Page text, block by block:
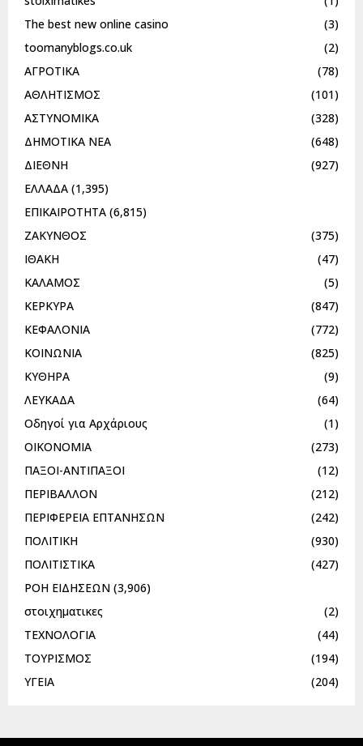
The best new online casino
(3)
toomanyblogs.co.uk
(2)
ΑΓΡΟΤΙΚΑ
(78)
ΑΘΛΗΤΙΣΜΟΣ
(101)
ΑΣΤΥΝΟΜΙΚΑ
(328)
ΔΗΜΟΤΙΚΑ ΝΕΑ
(648)
ΔΙΕΘΝΗ
(927)
ΕΛΛΑΔΑ (1,395)
ΕΠΙΚΑΙΡΟΤΗΤΑ (6,815)
ΖΑΚΥΝΘΟΣ
(375)
ΙΘΑΚΗ
(47)
ΚΑΛΑΜΟΣ
(5)
ΚΕΡΚΥΡΑ
(847)
ΚΕΦΑΛΟΝΙΑ
(772)
ΚΟΙΝΩΝΙΑ
(825)
ΚΥΘΗΡΑ
(9)
ΛΕΥΚΑΔΑ
(64)
Οδηγοί για Αρχάριους
(1)
ΟΙΚΟΝΟΜΙΑ
(273)
ΠΑΞΟΙ-ΑΝΤΙΠΑΞΟΙ
(12)
ΠΕΡΙΒΑΛΛΟΝ
(212)
ΠΕΡΙΦΕΡΕΙΑ ΕΠΤΑΝΗΣΩΝ
(242)
ΠΟΛΙΤΙΚΗ
(930)
ΠΟΛΙΤΙΣΤΙΚΑ
(427)
ΡΟΗ ΕΙΔΗΣΕΩΝ (3,906)
στοιχηματικες
(2)
ΤΕΧΝΟΛΟΓΙΑ
(44)
ΤΟΥΡΙΣΜΟΣ
(194)
ΥΓΕΙΑ
(204)